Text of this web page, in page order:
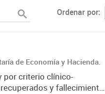
Ordenar por
de Economía y Hacienda.
por criterio clínico-
y fallecimientos